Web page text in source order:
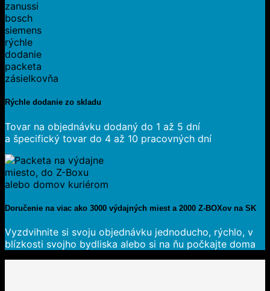
Rýchle dodanie zo skladu
Tovar na objednávku dodaný do 1 až 5 dní
a špecifický tovar do 4 až 10 pracovných dní
Doručenie na viac ako 3000 výdajných miest a 2000 Z-BOXov na SK
Vyzdvihnite si svoju objednávku jednoducho, rýchlo, v
blízkosti svojho bydliska alebo si na ňu počkajte doma